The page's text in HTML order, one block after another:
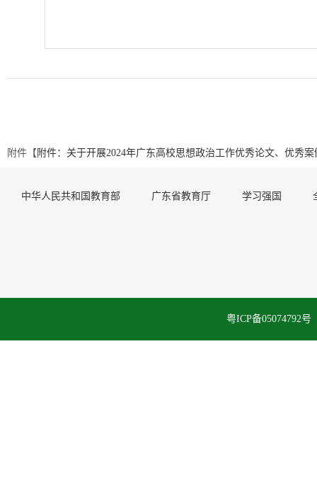
附件【 附件：关于开展2024年广东高校思想政治工作优秀论文、优秀
中华人民共和国教育部 广东省教育厅 学习强国
粤ICP备05074792